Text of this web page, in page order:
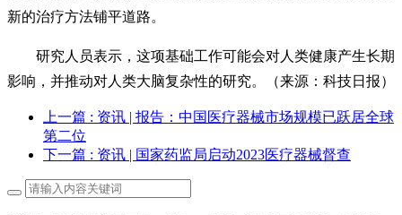
新的治疗方法铺平道路。
研究人员表示，这项基础工作可能会对人类健康产生长期
影响，并推动对人类大脑复杂性的研究。（来源：科技日报）
上一篇 : 资讯 | 报告：中国医疗器械市场规模已跃居全球
第二位
下一篇 : 资讯 | 国家药监局启动2023医疗器械督查